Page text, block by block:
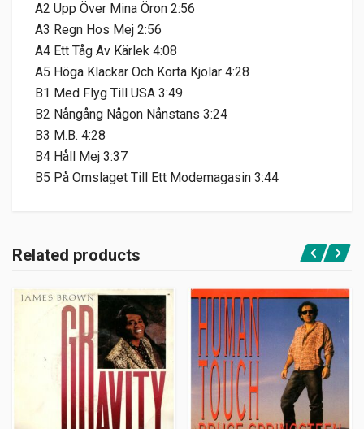
A2 Upp Över Mina Öron 2:56
A3 Regn Hos Mej 2:56
A4 Ett Tåg Av Kärlek 4:08
A5 Höga Klackar Och Korta Kjolar 4:28
B1 Med Flyg Till USA 3:49
B2 Nångång Någon Nånstans 3:24
B3 M.B. 4:28
B4 Håll Mej 3:37
B5 På Omslaget Till Ett Modemagasin 3:44
Related products